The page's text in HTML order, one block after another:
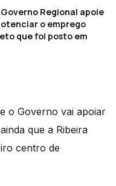
Regional apoie
o emprego
que foi posto em
o Governo vai apoiar
que a Ribeira
centro de